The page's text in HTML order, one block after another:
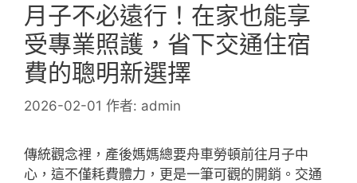
月子不必遠行！在家也能享
受專業照護，省下交通住宿
費的聰明新選擇
2026-02-01 作者: admin
傳統觀念裡，產後媽媽總要舟車勞頓前往月子中
心，這不僅耗費體力，更是一筆可觀的開銷。交通